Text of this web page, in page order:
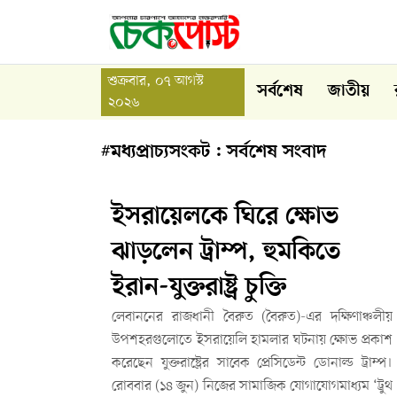
শুক্রবার, ০৭ আগস্ট
২০২৬
সর্বশেষ জাতীয়
#মধ্যপ্রাচ্যসংকট : সর্বশেষ সংবাদ
ইসরায়েলকে ঘিরে ক্ষোভ
ঝাড়লেন ট্রাম্প, হুমকিতে
ইরান-যুক্তরাষ্ট্র চুক্তি
লেবাননের রাজধানী বৈরুত (বৈরুত)-এর দক্ষিণাঞ্চলীয়
উপশহরগুলোতে ইসরায়েলি হামলার ঘটনায় ক্ষোভ প্রকাশ
করেছেন যুক্তরাষ্ট্রের সাবেক প্রেসিডেন্ট ডোনাল্ড ট্রাম্প।
রোববার (১৪ জুন) নিজের সামাজিক যোগাযোগমাধ্যম ‘ট্রুথ